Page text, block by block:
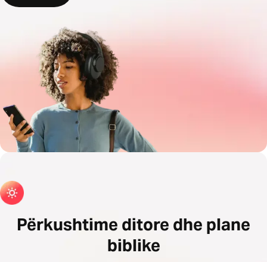
Përkushtime ditore dhe plane
biblike